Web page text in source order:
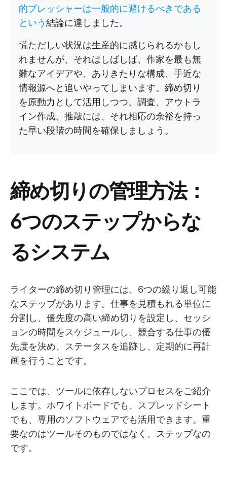
的プレッシャーは一般的に避けるべきである
という結論に達しました。
慌ただしい状況は生産的に感じられるかもし
れませんが、それはしばしば、作家を最も無
難なアイデアや、ありきたりな構成、手近な
情報源へと追いやってしまいます。締め切り
を原動力として活用しつつ、調査、アウトラ
イン作成、推敲には、それ相応の余裕を持っ
た早い段階の時間を確保しましょう。
締め切りの管理方法：
6つのステップからな
るシステム
ライターの締め切り管理には、6つの繰り返し可能
なステップがあります。仕事を見積もれる単位に
分割し、優先度の高い締め切りを設定し、セッシ
ョンの時間をスケジュールし、競合する仕事の優
先度を決め、ステータスを追跡し、定期的に再計
画を行うことです。
ここでは、ツールに依存しないプロセスをご紹介
します。ホワイトボードでも、スプレッドシート
でも、専用のソフトウェアでも活用できます。重
要なのはツールそのものではなく、ステップなの
です。